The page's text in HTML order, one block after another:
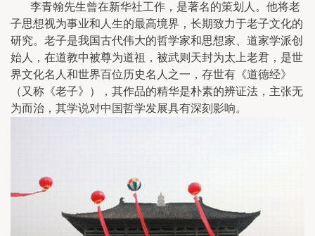
李青翰先生曾在新华社工作，是著名的策划人。他将老
子思想视为事业和人生的最高境界，长期致力于老子文化的
研究。老子是我国古代伟大的哲学家和思想家、道家学派创
始人，在道教中被尊为道祖，被武则天封为太上老君，是世
界文化名人和世界百位历史名人之一，存世有《道德经》
（又称《老子》），其作品的精华是朴素的辨证法，主张无
为而治，其学说对中国哲学发展具有深刻影响。